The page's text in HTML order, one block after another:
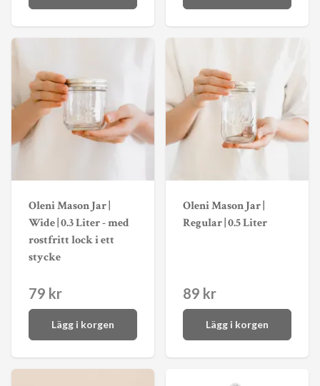
Oleni Mason Jar |
Wide | 0.3 Liter - med
rostfritt lock i ett
stycke
79 kr
Lägg i korgen
Oleni Mason Jar |
Regular | 0.5 Liter
89 kr
Lägg i korgen